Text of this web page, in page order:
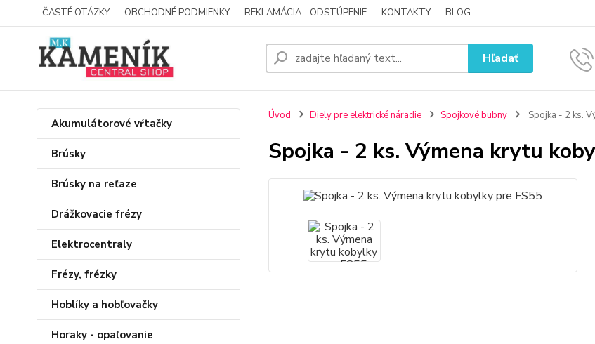
ČASTÉ OTÁZKY OBCHODNÉ PODMIENKY REKLAMÁCIA - ODSTÚPENIE KONTAKTY BLOG
Hľadať
Akumulátorové vŕtačky
Brúsky
Brúsky na reťaze
Drážkovacie frézy
Elektrocentraly
Frézy, frézky
Hoblíky a hobľovačky
Horaky - opaľovanie
Úvod Diely pre elektrické náradie Spojkové bubny Spojka - 2 ks.
Spojka - 2 ks. Výmena krytu